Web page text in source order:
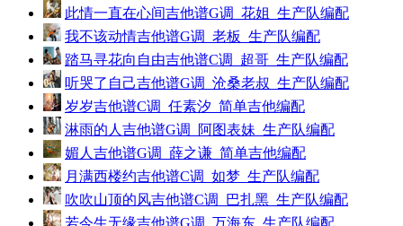
此情一直在心间吉他谱G调_花姐_生产队编配
我不该动情吉他谱G调_老板_生产队编配
踏马寻花向自由吉他谱C调_超哥_生产队编配
听哭了自己吉他谱G调_沧桑老叔_生产队编配
岁岁吉他谱C调_任素汐_简单吉他编配
淋雨的人吉他谱G调_阿图表妹_生产队编配
媚人吉他谱G调_薛之谦_简单吉他编配
月满西楼约吉他谱C调_如梦_生产队编配
吹吹山顶的风吉他谱C调_巴扎黑_生产队编配
若今生无缘吉他谱G调_万海东_生产队编配